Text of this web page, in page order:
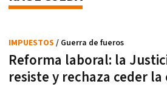
Reforma laboral: la
resiste y rechaza ceder la
IMPUESTOS / Guerra de fueros